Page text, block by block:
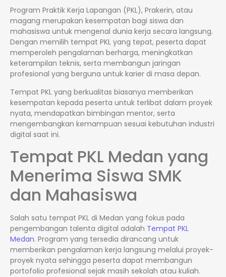
Program Praktik Kerja Lapangan (PKL), Prakerin, atau
magang merupakan kesempatan bagi siswa dan
mahasiswa untuk mengenal dunia kerja secara langsung.
Dengan memilih tempat PKL yang tepat, peserta dapat
memperoleh pengalaman berharga, meningkatkan
keterampilan teknis, serta membangun jaringan
profesional yang berguna untuk karier di masa depan.
Tempat PKL yang berkualitas biasanya memberikan
kesempatan kepada peserta untuk terlibat dalam proyek
nyata, mendapatkan bimbingan mentor, serta
mengembangkan kemampuan sesuai kebutuhan industri
digital saat ini.
Tempat PKL Medan yang
Menerima Siswa SMK
dan Mahasiswa
Salah satu tempat PKL di Medan yang fokus pada
pengembangan talenta digital adalah Tempat PKL
Medan. Program yang tersedia dirancang untuk
memberikan pengalaman kerja langsung melalui proyek-
proyek nyata sehingga peserta dapat membangun
portofolio profesional sejak masih sekolah atau kuliah.